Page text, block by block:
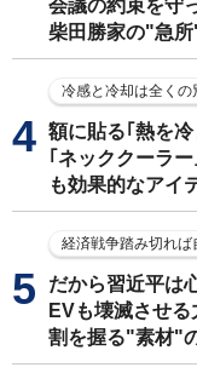
会議の約束を守
柴田勝家の"急
冷感と冷却は全くの
額に貼る｢熱を
｢ネッククーラ
も効果的なアイ
経済戦争踏み切れば
だから習近平は
EVも壊滅させ
割を握る"素材"